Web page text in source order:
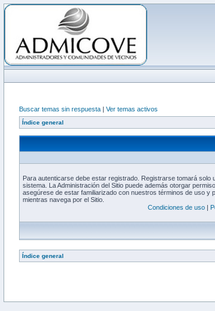
Buscar temas sin respuesta | Ver temas activos
Índice general
Para autenticarse debe estar registrado. Registrarse tomará
sistema. La Administración del Sitio puede además otorgar
asegúrese de estar familiarizado con nuestros términos de uso y
mientras navega por el Sitio.
Condiciones de uso |
Índice general